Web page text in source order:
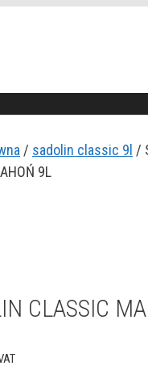
/ sadolin classic 9l /
9L
CLASSIC